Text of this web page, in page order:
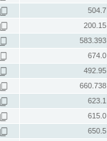
504.7
200.15
583.393
674.0
492.95
660.738
623.1
615.0
650.5